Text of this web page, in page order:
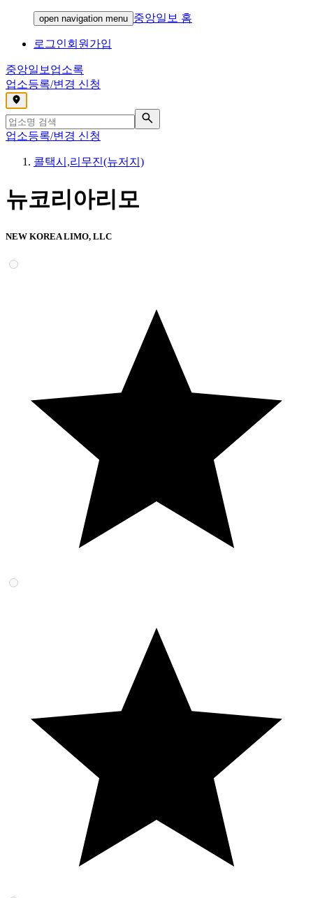
open navigation menu 중앙일보 홈
로그인회원가입
중앙일보 업소록
업소등록/변경 신청
,
업소등록/변경 신청
콜택시,리무진(뉴저지)
뉴코리아리모
NEW KOREA LIMO, LLC